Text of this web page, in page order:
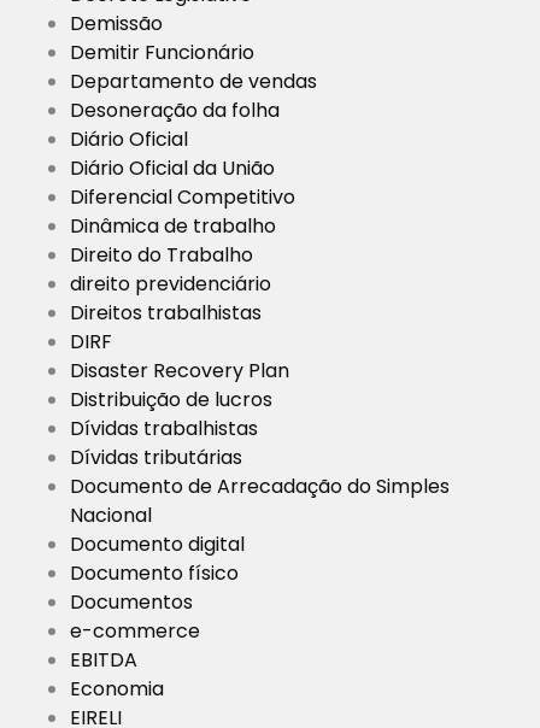
Demissão
Demitir Funcionário
Departamento de vendas
Desoneração da folha
Diário Oficial
Diário Oficial da União
Diferencial Competitivo
Dinâmica de trabalho
Direito do Trabalho
direito previdenciário
Direitos trabalhistas
DIRF
Disaster Recovery Plan
Distribuição de lucros
Dívidas trabalhistas
Dívidas tributárias
Documento de Arrecadação do Simples
Nacional
Documento digital
Documento físico
Documentos
e-commerce
EBITDA
Economia
EIRELI